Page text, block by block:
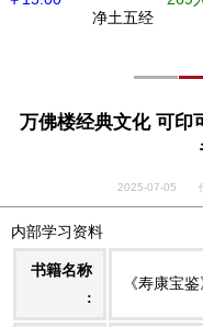
净土五经
万佛楼经典文化 可印
2025-07-05
内部学习资料
书籍名称
:
《寿康宝鉴